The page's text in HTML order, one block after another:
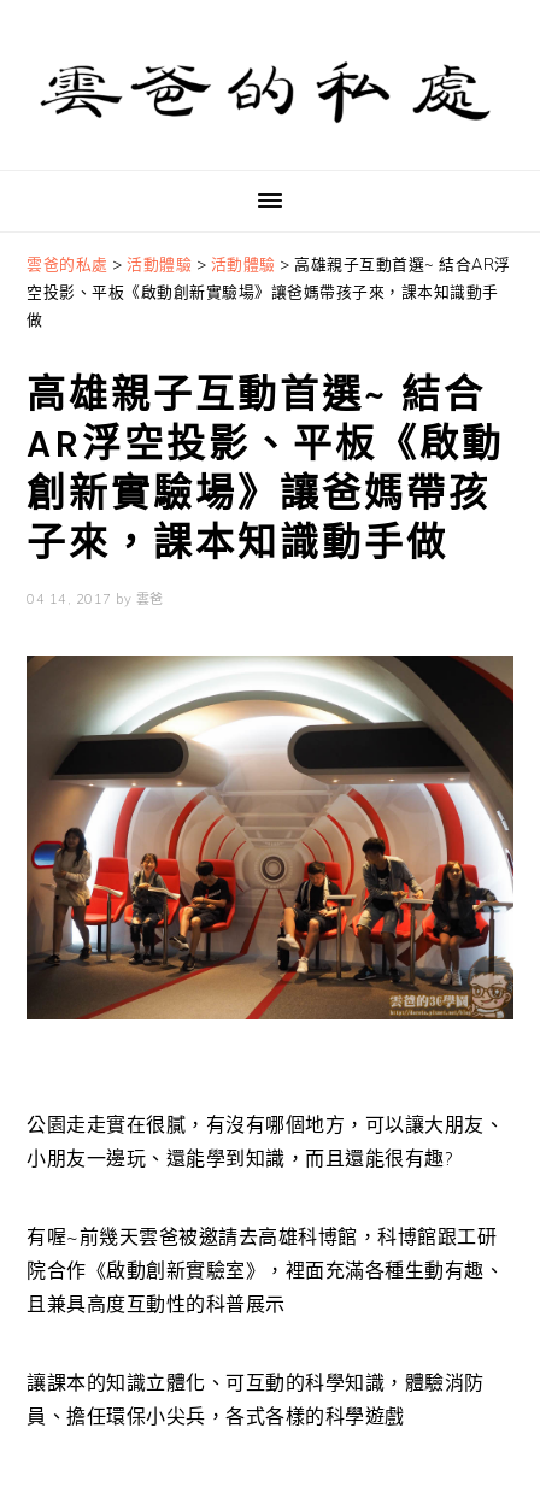
primary
navigation
content
primary
sidebar
雲爸的私處 >活動體驗 > 活動體驗 >高雄親子互動首選~ 結合AR浮
空投影、平板《啟動創新實驗場》讓爸媽帶孩子來，課本知識動手
做
高雄親子互動首選~ 結合
AR浮空投影、平板《啟動
創新實驗場》讓爸媽帶孩
子來，課本知識動手做
04 14, 2017 by 雲爸
公園走走實在很膩，有沒有哪個地方，可以讓大朋友、
小朋友一邊玩、還能學到知識，而且還能很有趣?
有喔~前幾天雲爸被邀請去高雄科博館，科博館跟工研
院合作《啟動創新實驗室》，裡面充滿各種生動有趣、
且兼具高度互動性的科普展示
讓課本的知識立體化、可互動的科學知識，體驗消防
員、擔任環保小尖兵，各式各樣的科學遊戲